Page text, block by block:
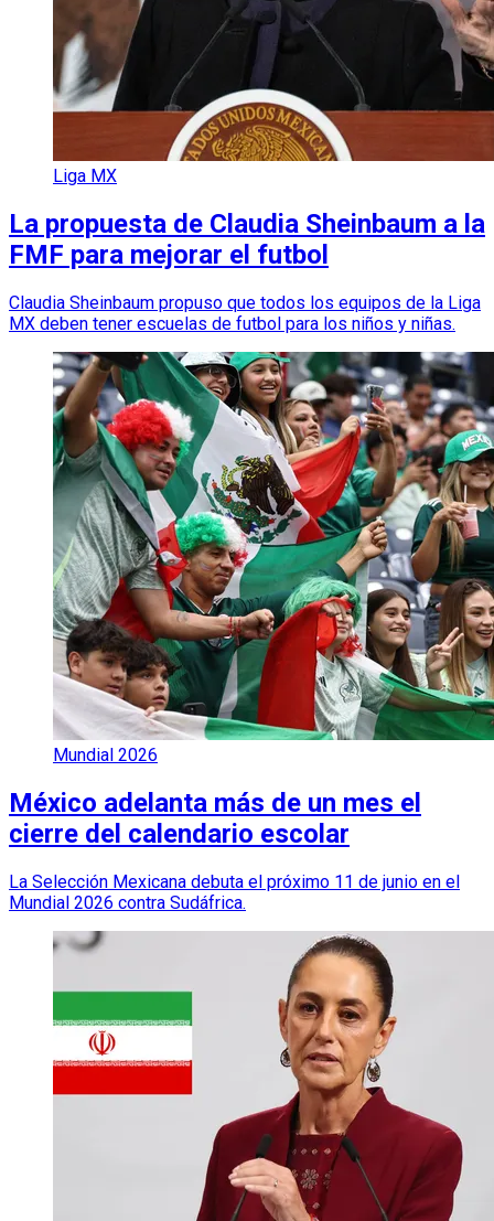
Liga MX
La propuesta de Claudia Sheinbaum a la
FMF para mejorar el futbol
Claudia Sheinbaum propuso que todos los equipos de la Liga
MX deben tener escuelas de futbol para los niños y niñas.
Mundial 2026
México adelanta más de un mes el
cierre del calendario escolar
La Selección Mexicana debuta el próximo 11 de junio en el
Mundial 2026 contra Sudáfrica.